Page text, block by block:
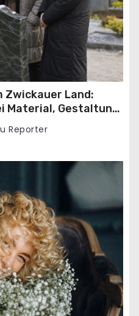
Zwickauer Land:
Material, Gestaltung
achten sollten
Reporter